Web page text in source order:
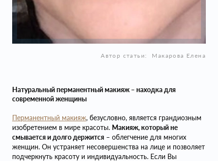
Автор статьи: Макарова Елена
Натуральный перманентный макияж – находка для
современной женщины
Перманентный макияж, безусловно, является грандиозным
изобретением в мире красоты. Макияж, который не
смывается и долго держится – облегчение для многих
женщин. Он устраняет несовершенства на лице и позволяет
подчеркнуть красоту и индивидуальность. Если Вы